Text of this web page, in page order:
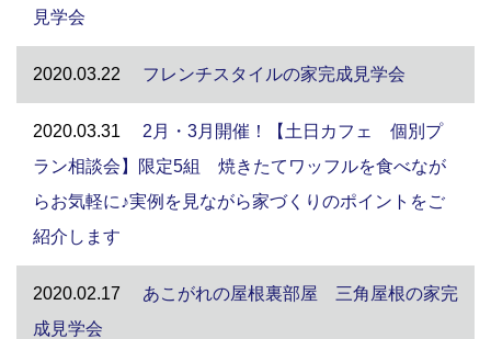
見学会
2020.03.22 フレンチスタイルの家完成見学会
2020.03.31
2月・3月開催！【土日カフェ 個別プ
ラン相談会】限定5組 焼きたてワッフルを食べなが
らお気軽に♪実例を見ながら家づくりのポイントをご
紹介します
2020.02.17
あこがれの屋根裏部屋 三角屋根の家完
成見学会